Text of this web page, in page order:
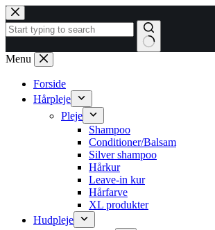
Fortsæt
til
indhold
Ingen
resultater
Menu
Forside
Hårpleje
Pleje
Shampoo
Conditioner/Balsam
Silver shampoo
Hårkur
Leave-in kur
Hårfarve
XL produkter
Hudpleje